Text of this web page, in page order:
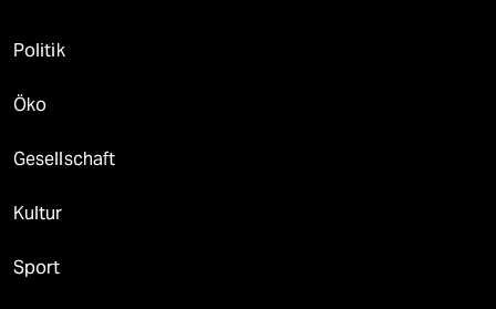
Politik
Öko
Gesellschaft
Kultur
Sport